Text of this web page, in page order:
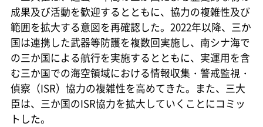
成果及び活動を歓迎するとともに、協力の複雑性及び
範囲を拡大する意図を再確認した。2022年以降、三か
国は連携した武器等防護を複数回実施し、南シナ海で
の三か国による航行を実施するとともに、実運用を含
む三か国での海空領域における情報収集・警戒監視・
偵察（ISR）協力の複雑性を高めてきた。また、三大
臣は、三か国のISR協力を拡大していくことにコミッ
トした。